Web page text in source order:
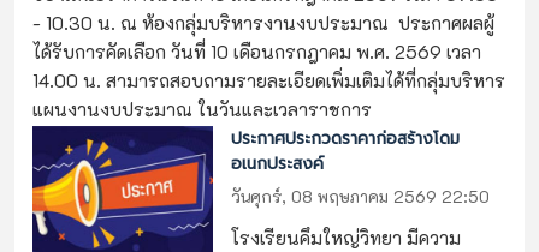
- 10.30 น. ณ ห้องกลุ่มบริหารงานงบประมาณ ประกาศผลผู้
ได้รับการคัดเลือก วันที่ 10 เดือนกรกฎาคม พ.ศ. 2569 เวลา
14.00 น. สามารถสอบถามรายละเอียดเพิ่มเติมได้ที่กลุ่มบริหาร
แผนงานงบประมาณ ในวันและเวลาราชการ
ประกาศประกวดราคาก่อสร้างโดม
อเนกประสงค์
วันศุกร์, 08 พฤษภาคม 2569 22:50
โรงเรียนคึมใหญ่วิทยา มีความ